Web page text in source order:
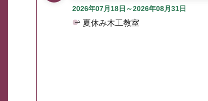
2026年07月18日～2026年08月31日
夏休み木工教室